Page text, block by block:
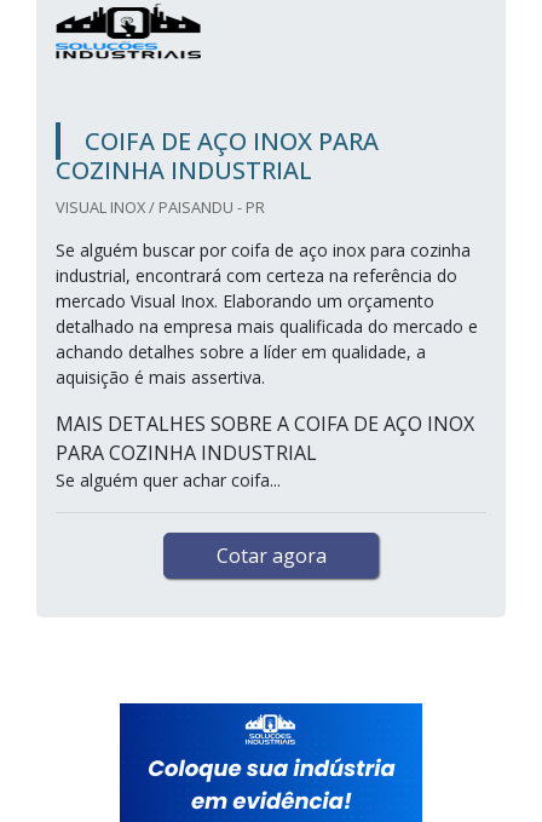
COIFA DE AÇO INOX PARA
COZINHA INDUSTRIAL
VISUAL INOX / PAISANDU - PR
Se alguém buscar por coifa de aço inox para cozinha
industrial, encontrará com certeza na referência do
mercado Visual Inox. Elaborando um orçamento
detalhado na empresa mais qualificada do mercado e
achando detalhes sobre a líder em qualidade, a
aquisição é mais assertiva.
MAIS DETALHES SOBRE A COIFA DE AÇO INOX
PARA COZINHA INDUSTRIAL
Se alguém quer achar coifa...
Cotar agora